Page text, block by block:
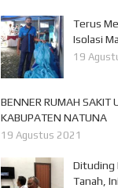
Terus
Isolasi
19
BENNER RUMAH SAKIT
KABUPATEN NATUNA
19 Agustus 2021
Dituding
Tanah,